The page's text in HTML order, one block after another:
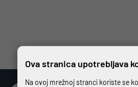
Ova stranica upotrebljava
Na ovoj mrežnoj stranci koriste se